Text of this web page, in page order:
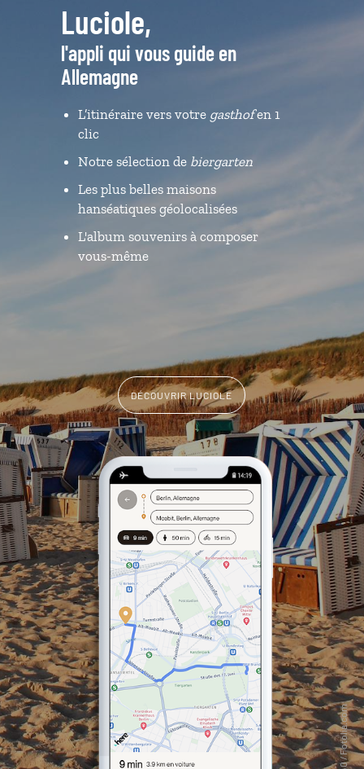
Luciole,
l'appli qui vous guide en
Allemagne
L’itinéraire vers votre gasthofen 1
clic
Notre sélection de biergarten
Les plus belles maisons
hanséatiques géolocalisées
L'album souvenirs à composer
vous-même
DÉCOUVRIR LUCIOLE